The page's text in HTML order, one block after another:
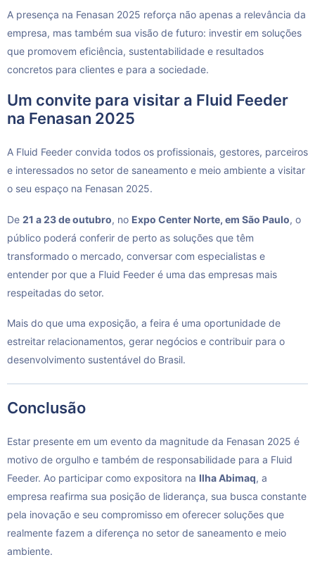
A presença na Fenasan 2025 reforça não apenas a relevância da
empresa, mas também sua visão de futuro: investir em soluções
que promovem eficiência, sustentabilidade e resultados
concretos para clientes e para a sociedade.
Um convite para visitar a Fluid Feeder
na Fenasan 2025
A Fluid Feeder convida todos os profissionais, gestores, parceiros
e interessados no setor de saneamento e meio ambiente a visitar
o seu espaço na Fenasan 2025.
De 21 a 23 de outubro, no Expo Center Norte, em São Paulo, o
público poderá conferir de perto as soluções que têm
transformado o mercado, conversar com especialistas e
entender por que a Fluid Feeder é uma das empresas mais
respeitadas do setor.
Mais do que uma exposição, a feira é uma oportunidade de
estreitar relacionamentos, gerar negócios e contribuir para o
desenvolvimento sustentável do Brasil.
Conclusão
Estar presente em um evento da magnitude da Fenasan 2025 é
motivo de orgulho e também de responsabilidade para a Fluid
Feeder. Ao participar como expositora na Ilha Abimaq, a
empresa reafirma sua posição de liderança, sua busca constante
pela inovação e seu compromisso em oferecer soluções que
realmente fazem a diferença no setor de saneamento e meio
ambiente.